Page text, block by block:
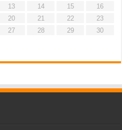
13 14 15
16
20 21 22
23
27 28 29
30